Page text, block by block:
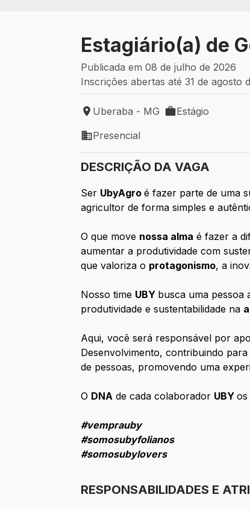
Estagiário(a) de
Publicada em 08 de julho de 2026
Inscrições abertas até 31 de agosto
Local de trabalho: Uberaba - MG
Uberaba - MG
Tipo de vaga:
Estágio
Modelo de trabalho: Presencial
Presencial
DESCRIÇÃO DA VAGA
Ser UbyAgroé fazer parte de uma
agricultor de forma simples e
O que move nossa alma é fazer a
aumentar a produtividade com
que valoriza o protagonismo, a
Nosso time UBY busca uma pessoa
produtividade e sustentabilidade na
Aqui, você será responsável por a
Desenvolvimento, contribuindo
de pessoas, promovendo uma
O DNA de cada colaborador UBY
#vemprauby
#somosubyfolianos
#somosubylovers
RESPONSABILIDADES E